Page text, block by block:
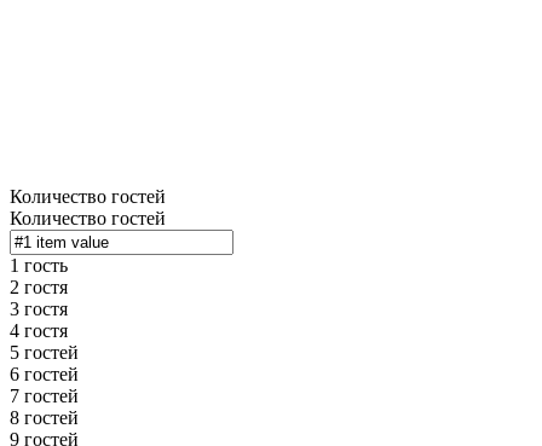
Количество гостей
Количество гостей
1 гость
2 гостя
3 гостя
4 гостя
5 гостей
6 гостей
7 гостей
8 гостей
9 гостей